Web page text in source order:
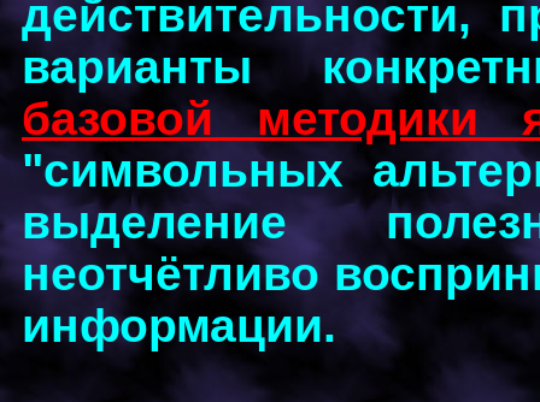
действительности,
варианты
базовой методики
"символьных
выделение
неотчётливо
информации.